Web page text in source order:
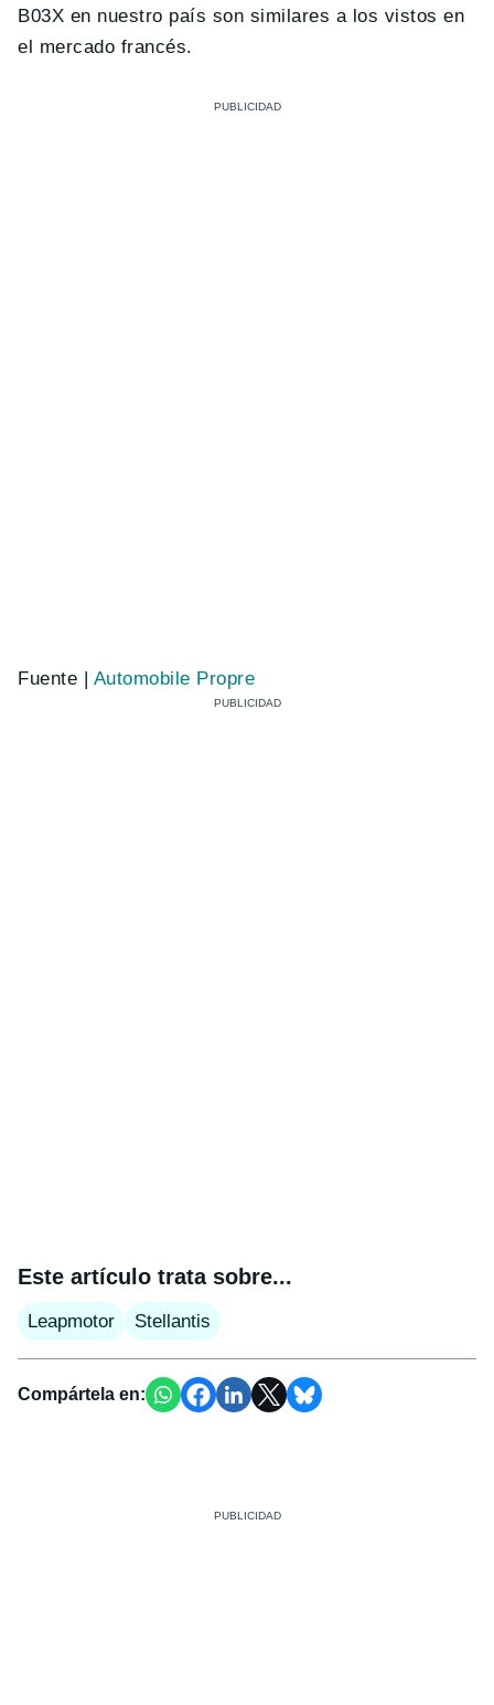
B03X en nuestro país son similares a los vistos en
el mercado francés.
Fuente | Automobile Propre
Este artículo trata sobre...
Leapmotor Stellantis
Compártela en: